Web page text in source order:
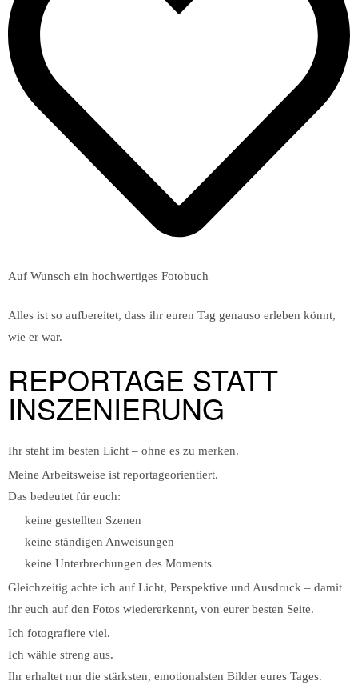
Auf Wunsch ein hochwertiges Fotobuch
Alles ist so aufbereitet, dass ihr euren Tag genauso erleben könnt,
wie er war.
REPORTAGE STATT
INSZENIERUNG
Ihr steht im besten Licht – ohne es zu merken.
Meine Arbeitsweise ist reportageorientiert.
Das bedeutet für euch:
keine gestellten Szenen
keine ständigen Anweisungen
keine Unterbrechungen des Moments
Gleichzeitig achte ich auf Licht, Perspektive und Ausdruck – damit
ihr euch auf den Fotos wiedererkennt, von eurer besten Seite.
Ich fotografiere viel.
Ich wähle streng aus.
Ihr erhaltet nur die stärksten, emotionalsten Bilder eures Tages.